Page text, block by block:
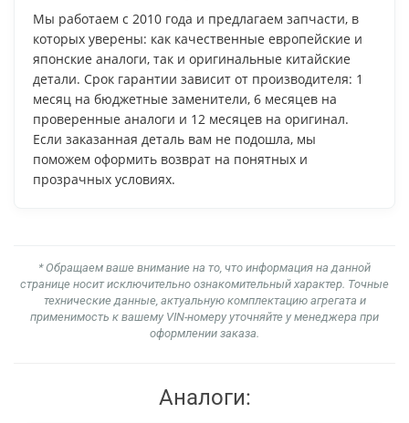
Мы работаем с 2010 года и предлагаем запчасти, в
которых уверены: как качественные европейские и
японские аналоги, так и оригинальные китайские
детали. Срок гарантии зависит от производителя: 1
месяц на бюджетные заменители, 6 месяцев на
проверенные аналоги и 12 месяцев на оригинал.
Если заказанная деталь вам не подошла, мы
поможем оформить возврат на понятных и
прозрачных условиях.
* Обращаем ваше внимание на то, что информация на данной
странице носит исключительно ознакомительный характер. Точные
технические данные, актуальную комплектацию агрегата и
применимость к вашему VIN-номеру уточняйте у менеджера при
оформлении заказа.
Аналоги: